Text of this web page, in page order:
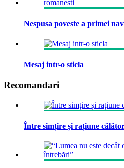
Nespusa poveste a primei
Mesaj intr-o sticla
Recomandari
Între simțire și rațiune